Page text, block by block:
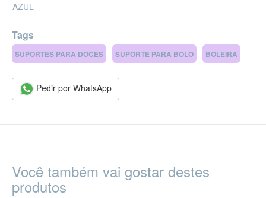
AZUL
Tags
SUPORTES PARA DOCES SUPORTE PARA BOLO BOLEIRA
Pedir por WhatsApp
Você também vai gostar destes
produtos